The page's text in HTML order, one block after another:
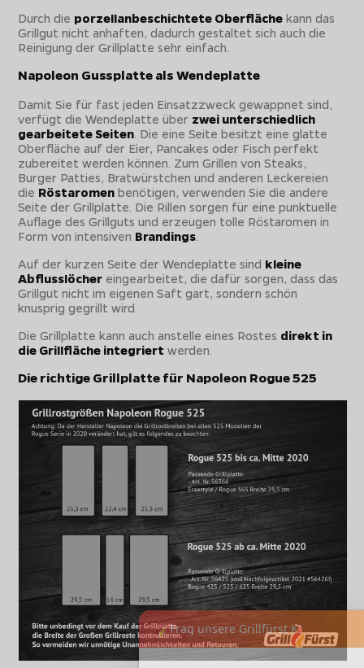
Durch die porzellanbeschichtete Oberfläche kann das
Grillgut nicht anhaften, dadurch gestaltet sich auch die
Reinigung der Grillplatte sehr einfach.
Napoleon Gussplatte als Wendeplatte
Damit Sie für fast jeden Einsatzzweck gewappnet sind,
verfügt die Wendeplatte über zwei unterschiedlich
gearbeitete Seiten. Die eine Seite besitzt eine glatte
Oberfläche auf der Eier, Pancakes oder Fisch perfekt
zubereitet werden können. Zum Grillen von Steaks,
Burger Patties, Bratwürstchen und anderen Leckereien
die Röstaromen benötigen, verwenden Sie die andere
Seite der Grillplatte. Die Rillen sorgen für eine punktuelle
Auflage des Grillguts und erzeugen tolle Röstaromen in
Form von intensiven Brandings.
Auf der kurzen Seite der Wendeplatte sind kleine
Abflusslöcher eingearbeitet, die dafür sorgen, dass das
Grillgut nicht im eigenen Saft gart, sondern schön
knusprig gegrillt wird.
Die Grillplatte kann auch anstelle eines Rostes direkt in
die Grillfläche integriert werden.
Die richtige Grillplatte für Napoleon Rogue 525